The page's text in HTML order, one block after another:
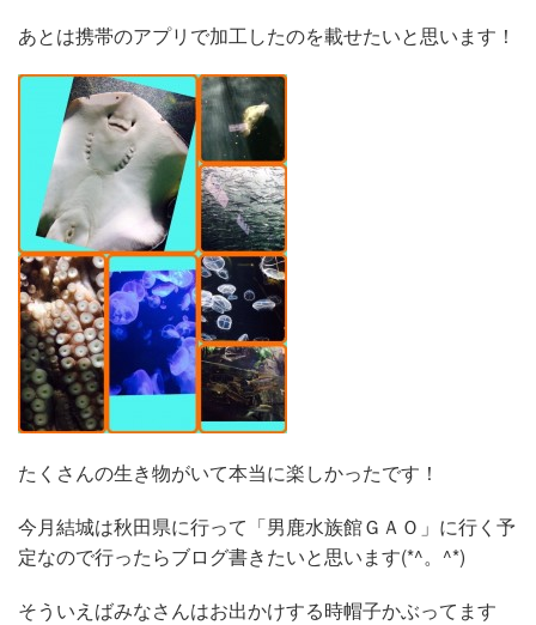
あとは携帯のアプリで加工したのを載せたいと思います！
たくさんの生き物がいて本当に楽しかったです！
今月結城は秋田県に行って「男鹿水族館ＧＡＯ」に行く予
定なので行ったらブログ書きたいと思います(*^。^*)
そういえばみなさんはお出かけする時帽子かぶってます